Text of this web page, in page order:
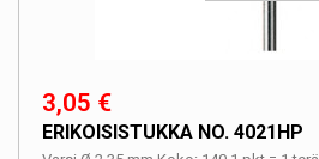
3,05 €
ERIKOISISTUKKA NO. 4021HP